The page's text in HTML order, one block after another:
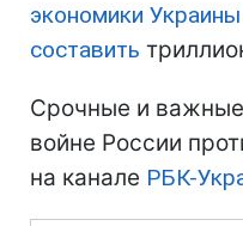
экономики
составить
Срочные и
войне России
на канале РБК-